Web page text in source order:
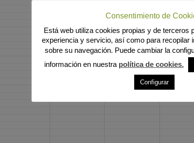
Consentimiento de
Está web utiliza cookies propias y de terceros
experiencia y servicio, así como para recopilar
sobre su navegación. Puede cambiar la
información en nuestra política de cookies.
Configurar